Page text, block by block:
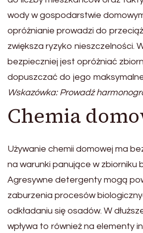
wody w gospodarstwie
opróżnianie prowadzi do
zwiększa ryzyko nieszczelności.
bezpieczniej jest opróżniać
dopuszczać do jego
Wskazówka: Prowadź
Chemia
Używanie chemii domowej ma
na warunki panujące w zbiorniku
Agresywne detergenty mogą
zaburzenia procesów
odkładaniu się osadów. W
wpływa to również na elementy